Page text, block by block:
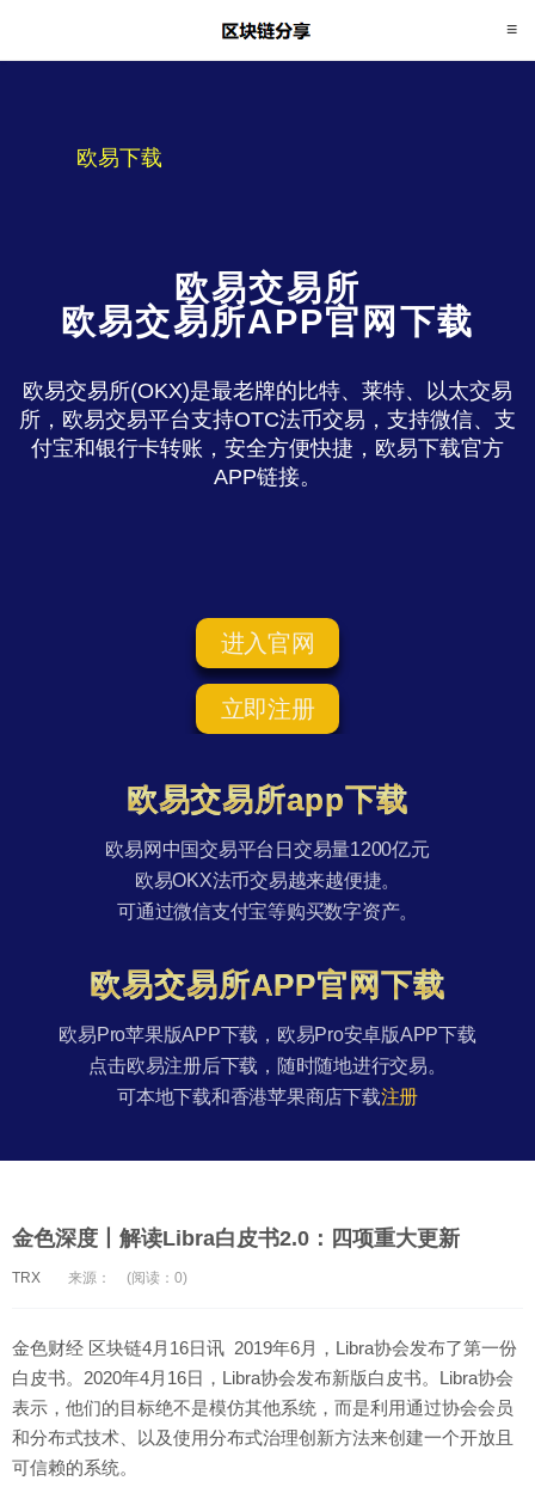
欧易下载
欧易交易所
欧易交易所APP官网下载
欧易交易所(OKX)是最老牌的比特、莱特、以太交易
所，欧易交易平台支持OTC法币交易，支持微信、支
付宝和银行卡转账，安全方便快捷，欧易下载官方
APP链接。
进入官网
立即注册
欧易交易所app下载
欧易网中国交易平台日交易量1200亿元
欧易OKX法币交易越来越便捷。
可通过微信支付宝等购买数字资产。
欧易交易所APP官网下载
欧易Pro苹果版APP下载，欧易Pro安卓版APP下载
点击欧易注册后下载，随时随地进行交易。
可本地下载和香港苹果商店下载注册
金色深度丨解读Libra白皮书2.0：四项重大更新
TRX 来源： (阅读：0)
金色财经 区块链4月16日讯 2019年6月，Libra协会发布了第一份
白皮书。2020年4月16日，Libra协会发布新版白皮书。Libra协会
表示，他们的目标绝不是模仿其他系统，而是利用通过协会会员
和分布式技术、以及使用分布式治理创新方法来创建一个开放且
可信赖的系统。